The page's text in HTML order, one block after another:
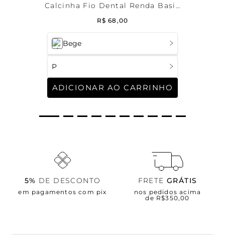
Bege
P
ADICIONAR AO CARRINHO
Calcinha Fio Dental Renda Basic
Me
R$ 68,00
5% DE DESCONTO
em pagamentos com pix
FRETE GRÁTIS
nos pedidos acima
de R$350,00